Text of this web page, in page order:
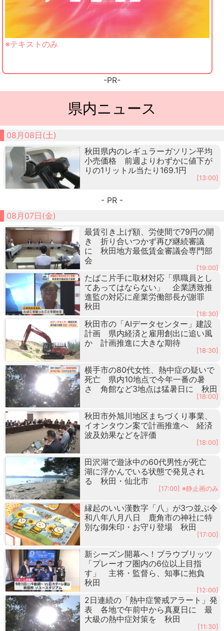
※テキストのみ
-PR-
県内ニュース
08月08日(土)
秋田県内のレギュラーガソリン平均
小売価格 前週よりわずかに値下が
りの1リットル当たり169.1円
[13:00]
- PR -
08月07日(金)
最賃引き上げ額、労使間で79円の開
き 折り合いつかず再び継続審議
に 秋田地方最低賃金審議会専門部
会
[19:00]
たばこ片手に取材対応「県職員とし
てあってはならない」 企業誘致推
進監の対応に産業労働部長が謝罪
秋田
[18:30]
秋田市の「AIデータセンター」建設
計画 県内経済と雇用創出に追い風
か 計画推進に大きな期待
[18:30]
横手市の80代女性、熱中症の疑いで
死亡 県内10地点で今年一番の暑
さ 角館など3地点は猛暑日に 秋田
[18:00]
秋田市外旭川地区まちづくり事業、
イオンタウン案で計画推進へ 経済
波及効果などを評価
[18:00]
田沢湖で遊泳中の60代男性が死亡
湖に浮かんでいる状態で発見され
る 秋田・仙北市
[17:00] ※静止画のみ
縁起のいい漢数字「八」が3つ並ぶ令
和八年八月八日 鹿角市の神社に特
別な御朱印・お守り登場 秋田
[17:00]
新シーズン開幕へ！ブラウブリッツ
「プレーオフ圏内の6位以上目指
す」 主将・監督ら、知事に抱負
秋田
[12:00]
2日連続の「熱中症警戒アラート」発
表 各地で午前中から真夏日に 最
大級の熱中症対策を 秋田
[11:30]